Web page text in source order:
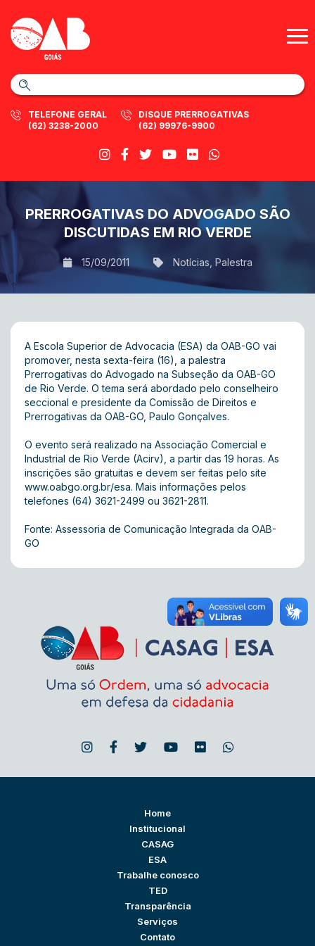
TELEFONE GERAL
(62) 3238-2000
DISQUE PRERROGATIVAS
(62) 99976-9900
PRERROGATIVAS DO ADVOGADO SÃO
DISCUTIDAS EM RIO VERDE
15/09/2011 Notícias Palestra
A Escola Superior de Advocacia (ESA) da OAB-GO vai
promover, nesta sexta-feira (16), a palestra
Prerrogativas do Advogado na Subseção da OAB-GO
de Rio Verde. O tema será abordado pelo conselheiro
seccional e presidente da Comissão de Direitos e
Prerrogativas da OAB-GO, Paulo Gonçalves.
O evento será realizado na Associação Comercial e
Industrial de Rio Verde (Acirv), a partir das 19 horas. As
inscrições são gratuitas e devem ser feitas pelo site
www.oabgo.org.br/esa. Mais informações pelos
telefones (64) 3621-2499 ou 3621-2811.
Fonte: Assessoria de Comunicação Integrada da OAB-
GO
Home
Institucional
CASAG
ESA
Trabalhe conosco
TED
Transparência
Serviços
Contato